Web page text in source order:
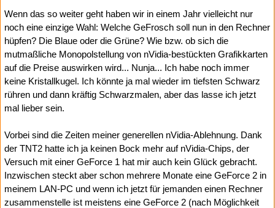
Wenn das so weiter geht haben wir in einem Jahr vielleicht nur
noch eine einzige Wahl: Welche GeFrosch soll nun in den Rechner
hüpfen? Die Blaue oder die Grüne? Wie bzw. ob sich die
mutmaßliche Monopolstellung von nVidia-bestückten Grafikkarten
auf die Preise auswirken wird... Nunja... Ich habe noch immer
keine Kristallkugel. Ich könnte ja mal wieder im tiefsten Schwarz
rühren und dann kräftig Schwarzmalen, aber das lasse ich jetzt
mal lieber sein.
Vorbei sind die Zeiten meiner generellen nVidia-Ablehnung. Dank
der TNT2 hatte ich ja keinen Bock mehr auf nVidia-Chips, der
Versuch mit einer GeForce 1 hat mir auch kein Glück gebracht.
Inzwischen steckt aber schon mehrere Monate eine GeForce 2 in
meinem LAN-PC und wenn ich jetzt für jemanden einen Rechner
zusammenstelle ist meistens eine GeForce 2 (nach Möglichkeit